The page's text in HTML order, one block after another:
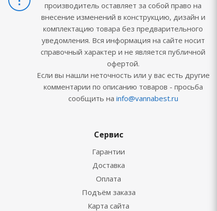
производитель оставляет за собой право на
внесение изменений в конструкцию, дизайн и
комплектацию товара без предварительного
уведомления. Вся информация на сайте носит
справочный характер и не является публичной
офертой.
Если вы нашли неточность или у вас есть другие
комментарии по описанию товаров - просьба
сообщить на info@vannabest.ru
Сервис
Гарантии
Доставка
Оплата
Подъём заказа
Карта сайта